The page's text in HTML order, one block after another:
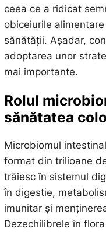
ceea ce a ridicat
obiceiurile
sănătății. Așadar,
adoptarea unor
mai importante.
Rolul
sănătatea
Microbiomul
format din trilioane
trăiesc în sistemul
în digestie,
imunitar și
Dezechilibrele în